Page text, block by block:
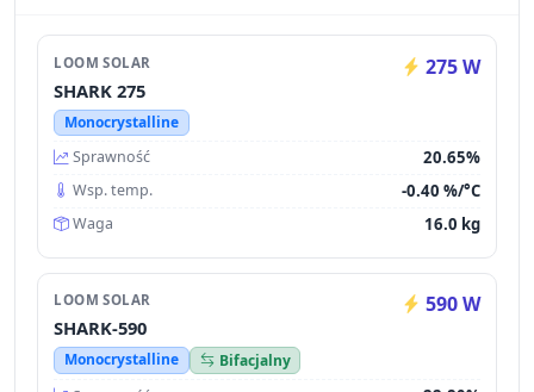
LOOM SOLAR 275 W
SHARK 275
Monocrystalline
Sprawność
20.65%
Wsp. temp. -0.40 %/°C
Waga 16.0 kg
LOOM SOLAR 590 W
SHARK-590
Monocrystalline
Bifacjalny